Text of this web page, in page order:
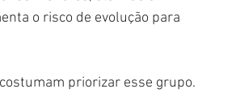
o risco de evolução para
priorizar esse grupo.